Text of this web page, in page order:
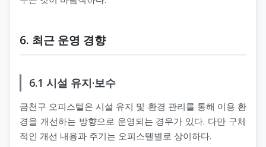
6. 최근 운영 경향
6.1 시설 유지·보수
금천구 오피스텔은 시설 유지 및 환경 관리를 통해 이용 환
경을 개선하는 방향으로 운영되는 경우가 있다. 다만 구체
적인 개선 내용과 주기는 오피스텔별로 상이하다.